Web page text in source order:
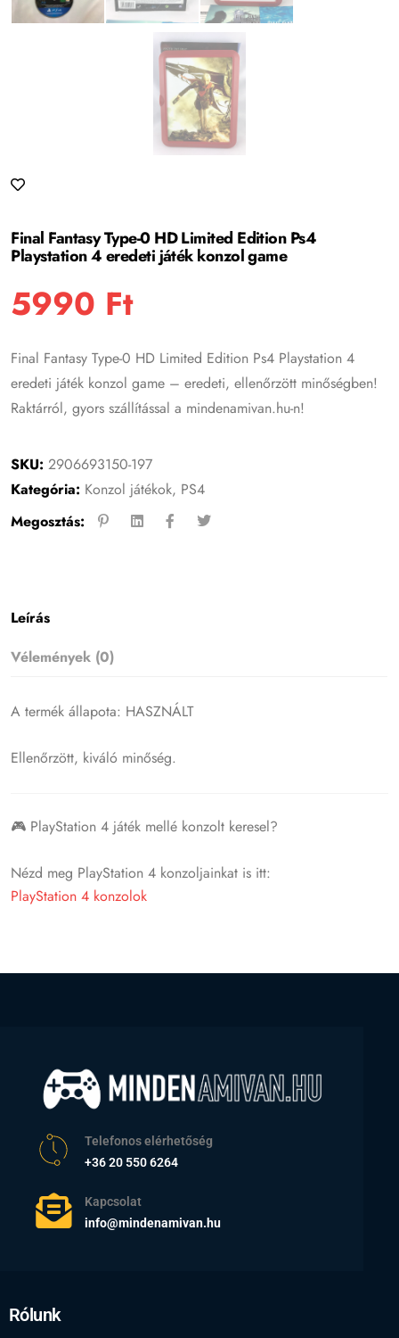
Final Fantasy Type-0 HD Limited Edition Ps4
Playstation 4 eredeti játék konzol game
5990 Ft
Final Fantasy Type-0 HD Limited Edition Ps4 Playstation 4
eredeti játék konzol game – eredeti, ellenőrzött minőségben!
Raktárról, gyors szállítással a mindenamivan.hu-n!
SKU:2906693150-197
Kategória: Konzol játékok, PS4
Megosztás:
Leírás
Vélemények (0)
A termék állapota: HASZNÁLT
Ellenőrzött, kiváló minőség.
🎮 PlayStation 4 játék mellé konzolt keresel?
Nézd meg PlayStation 4 konzoljainkat is itt:
PlayStation 4 konzolok
Telefonos elérhetőség
+36 20 550 6264
Kapcsolat
info@mindenamivan.hu
Rólunk